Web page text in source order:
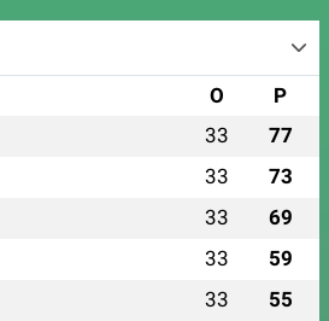
O P
33 77
33 73
33 69
33 59
33 55